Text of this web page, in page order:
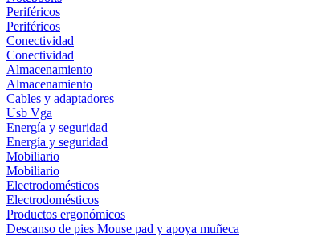
Periféricos
Periféricos
Conectividad
Conectividad
Almacenamiento
Almacenamiento
Cables y adaptadores
Usb Vga
Energía y seguridad
Energía y seguridad
Mobiliario
Mobiliario
Electrodomésticos
Electrodomésticos
Productos ergonómicos
Descanso de pies Mouse pad y apoya muñeca